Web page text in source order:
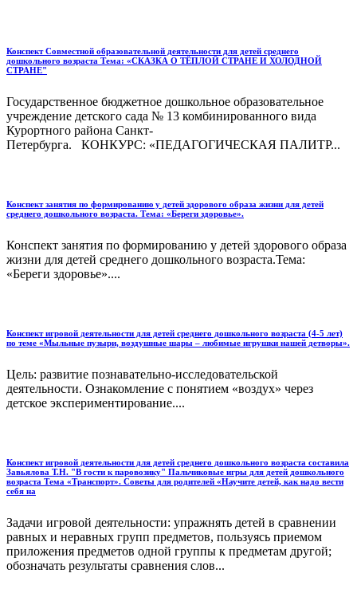
Конспект Совместной образовательной деятельности для детей среднего
дошкольного возраста Тема: «СКАЗКА О ТЁПЛОЙ СТРАНЕ И ХОЛОДНОЙ
СТРАНЕ"
Государственное бюджетное дошкольное образовательное
учреждение детского сада № 13 комбинированного вида
Курортного района Санкт-
Петербурга. КОНКУРС: «ПЕДАГОГИЧЕСКАЯ ПАЛИТР...
Конспект занятия по формированию у детей здорового образа жизни для детей
среднего дошкольного возраста. Тема: «Береги здоровье».
Конспект занятия по формированию у детей здорового образа
жизни для детей среднего дошкольного возраста.Тема:
«Береги здоровье»....
Конспект игровой деятельности для детей среднего дошкольного возраста (4-5 лет)
по теме «Мыльные пузыри, воздушные шары – любимые игрушки нашей детворы».
Цель: развитие познавательно-исследовательской
деятельности. Ознакомление с понятием «воздух» через
детское экспериментирование....
Конспект игровой деятельности для детей среднего дошкольного возраста составила
Завьялова Т.Н. "В гости к паровозику" Пальчиковые игры для детей дошкольного
возраста Тема «Транспорт». Советы для родителей «Научите детей, как надо вести
себя на
Задачи игровой деятельности: упражнять детей в сравнении
равных и неравных групп предметов, пользуясь приемом
приложения предметов одной группы к предметам другой;
обозначать результаты сравнения слов...